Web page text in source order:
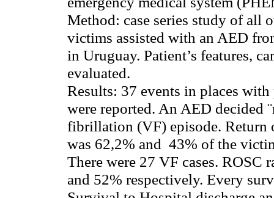
Method: case series study of all
victims assisted with an AED
in Uruguay. Patient’s features,
evaluated.
Results: 37 events in places
were reported. An AED decided
fibrillation (VF) episode. Return
was 62,2% and 43% of the
There were 27 VF cases. ROSC
and 52% respectively. Every